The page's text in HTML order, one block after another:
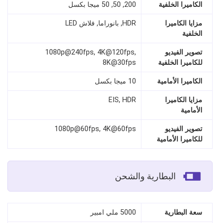
الكاميرا الخلفية 200, 50, 50 ميجا بكسل
مزايا الكاميرا
الخلفية
HDR, بانوراما, فلاش LED
تصوير الفيديو
للكاميرا الخلفية
1080p@240fps, 4K@120fps,
8K@30fps
الكاميرا الأمامية 10 ميجا بكسل
مزايا الكاميرا
الأمامية
EIS, HDR
تصوير الفيديو
للكاميرا الأمامية
1080p@60fps, 4K@60fps
البطارية والشحن
سعة البطارية 5000 ملي امبير